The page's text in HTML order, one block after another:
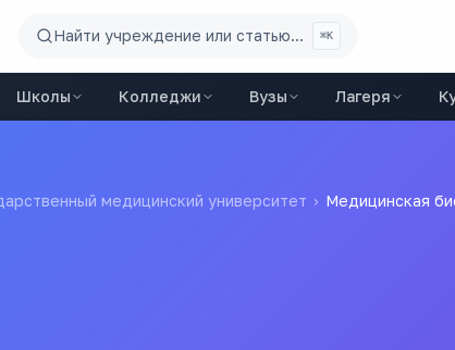
Найти учреждение или статью... ⌘K
Школы Колледжи Вузы Лагеря
медицинский университет › Медицинская